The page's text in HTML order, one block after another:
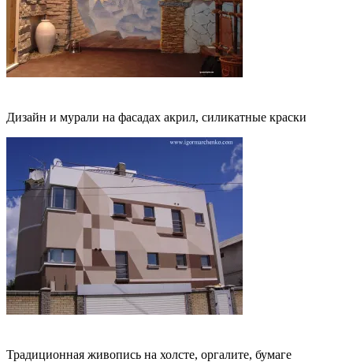
Дизайн и мурали на фасадах акрил, силикатные краски
Традиционная живопись на холсте, оргалите, бумаге